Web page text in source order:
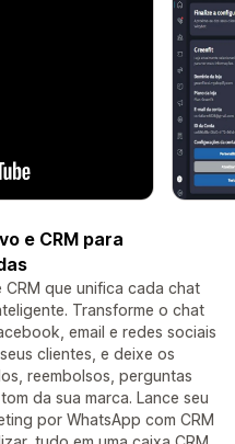
e CRM para
que unifica cada chat
Transforme o chat
email e redes sociais
clientes, e deixe os
reembolsos, perguntas
da sua marca. Lance seu
por WhatsApp com CRM